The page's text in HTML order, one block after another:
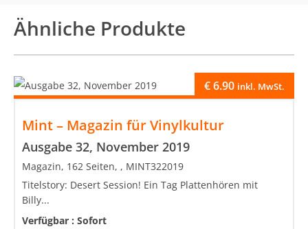
Ähnliche Produkte
Mint – Magazin für Vinylkultur
Ausgabe 32, November 2019
€6.90 inkl. MwSt.
Magazin, 162 Seiten, , MINT322019
Titelstory: Desert Session! Ein Tag Plattenhören mit
Billy...
Verfügbar : Sofort